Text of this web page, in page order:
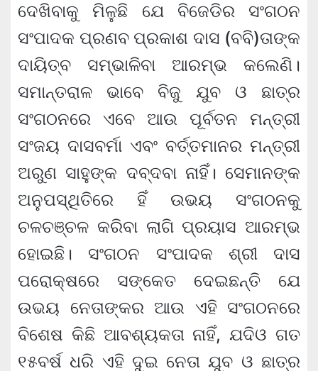
ଦେଖିବାକୁ ମିଳୁଛି ଯେ ବିଜେଡିର ସଂଗଠନ
ସଂପାଦକ ପ୍ରଣବ ପ୍ରକାଶ ଦାସ (ବବି)ତାଙ୍କ
ଦାୟିତ୍ବ ସମ୍ଭାଳିବା ଆରମ୍ଭ କଲେଣି।
ସମାନ୍ତରାଳ ଭାବେ ବିଜୁ ଯୁବ ଓ ଛାତ୍ର
ସଂଗଠନରେ ଏବେ ଆଉ ପୂର୍ବତନ ମନ୍ତ୍ରୀ
ସଂଜୟ ଦାସବର୍ମା ଏବଂ ବର୍ତ୍ତମାନର ମନ୍ତ୍ରୀ
ଅରୁଣ ସାହୁଙ୍କ ଦବ୍‌ଦବା ନାହିଁ। ସେମାନଙ୍କ
ଅନୁପସ୍ଥିତିରେ ହିଁ ଉଭୟ ସଂଗଠନକୁ
ଚଳଚଞ୍ଚଳ କରିବା ଲାଗି ପ୍ରୟାସ ଆରମ୍ଭ
ହୋଇଛି। ସଂଗଠନ ସଂପାଦକ ଶ୍ରୀ ଦାସ
ପରୋକ୍ଷରେ ସଙ୍କେତ ଦେଇଛନ୍ତି ଯେ
ଉଭୟ ନେତାଙ୍କର ଆଉ ଏହି ସଂଗଠନରେ
ବିଶେଷ କିଛି ଆବଶ୍ୟକତା ନାହିଁ, ଯଦିଓ ଗତ
୧୫ବର୍ଷ ଧରି ଏହି ଦୁଇ ନେତା ଯୁବ ଓ ଛାତ୍ର